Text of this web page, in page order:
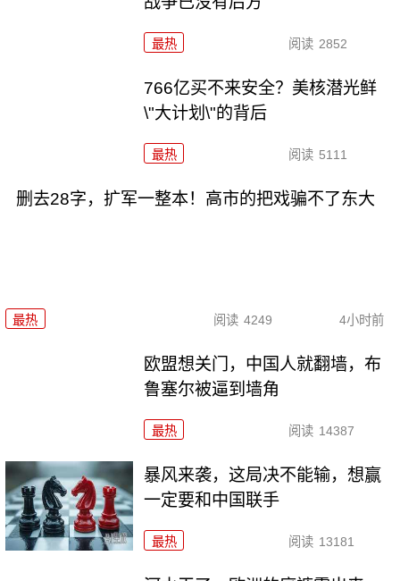
最热 阅读 2852
766亿买不来安全？美核潜光鲜
\"大计划\"的背后
最热 阅读 5111
删去28字，扩军一整本！高市的把戏骗不了东大
最热 阅读 4249 4小时前
欧盟想关门，中国人就翻墙，布
鲁塞尔被逼到墙角
最热 阅读 14387
暴风来袭，这局决不能输，想赢
一定要和中国联手
最热 阅读 13181